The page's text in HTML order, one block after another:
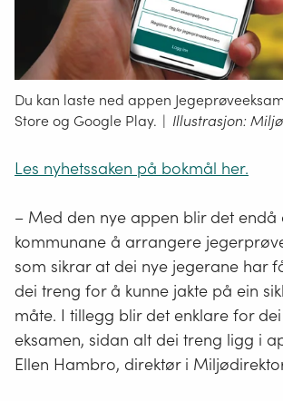
Du kan laste ned appen
Store og Google Play. | Illustrasjon:
Les nyhetssaken på bokmål her.
– Med den nye appen blir det endå
kommunane å arrangere
som sikrar at dei nye jegerane har
dei treng for å kunne jakte på ein
måte. I tillegg blir det enklare for
eksamen, sidan alt dei treng ligg i
Ellen Hambro, direktør i